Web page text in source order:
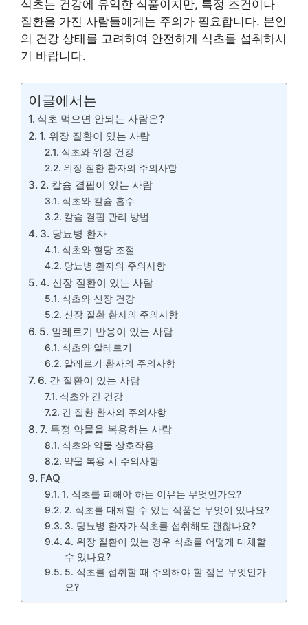
식초는 건강에 유익한 식품이지만, 특정 조건이나
질환을 가진 사람들에게는 주의가 필요합니다. 본인
의 건강 상태를 고려하여 안전하게 식초를 섭취하시
기 바랍니다.
이글에서는
식초 먹으면 안되는 사람은?
1. 위장 질환이 있는 사람
식초와 위장 건강
위장 질환 환자의 주의사항
2. 칼슘 결핍이 있는 사람
식초와 칼슘 흡수
칼슘 결핍 관리 방법
3. 당뇨병 환자
식초와 혈당 조절
당뇨병 환자의 주의사항
4. 신장 질환이 있는 사람
식초와 신장 건강
신장 질환 환자의 주의사항
5. 알레르기 반응이 있는 사람
식초와 알레르기
알레르기 환자의 주의사항
6. 간 질환이 있는 사람
식초와 간 건강
간 질환 환자의 주의사항
7. 특정 약물을 복용하는 사람
식초와 약물 상호작용
약물 복용 시 주의사항
FAQ
1. 식초를 피해야 하는 이유는 무엇인가요?
2. 식초를 대체할 수 있는 식품은 무엇이 있나요?
3. 당뇨병 환자가 식초를 섭취해도 괜찮나요?
4. 위장 질환이 있는 경우 식초를 어떻게 대체할
수 있나요?
5. 식초를 섭취할 때 주의해야 할 점은 무엇인가
요?